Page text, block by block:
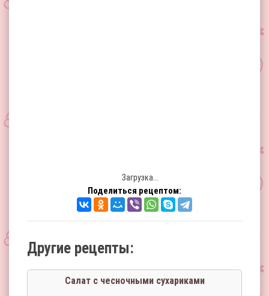
Загрузка...
Поделиться рецептом:
Другие рецепты:
Салат с чесночными сухариками